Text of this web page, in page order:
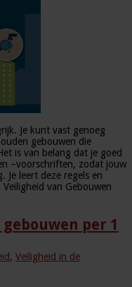
Je kunt vast genoeg
gebouwen die
is van belang dat je goed
–voorschriften, zodat jouw
Je leert deze regels en
van Gebouwen
per 1
, Veiligheid in de